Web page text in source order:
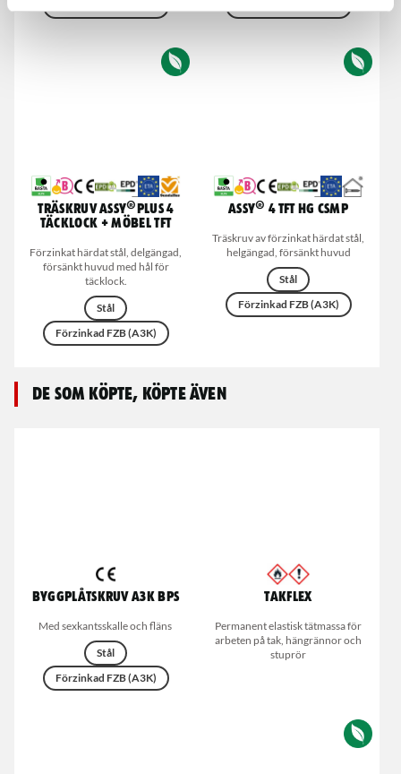
Träskruv ASSY®Plus 4
täcklock + möbel TFT
Förzinkat härdat stål, delgängad,
försänkt huvud med hål för
täcklock.
Stål
Förzinkad FZB (A3K)
ASSY® 4 TFT HG CSMP
Träskruv av förzinkat härdat stål,
helgängad, försänkt huvud
Stål
Förzinkad FZB (A3K)
De som köpte, köpte även
Byggplåtskruv A3K BPS
Med sexkantsskalle och fläns
Stål
Förzinkad FZB (A3K)
Takflex
Permanent elastisk tätmassa för
arbeten på tak, hängrännor och
stuprör